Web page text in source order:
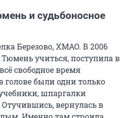
и судьбоносное
Березово, ХМАО. В 2006
Тюмень учиться, поступила в
свободное время
голове были одни только
шпаргалки
вернулась в